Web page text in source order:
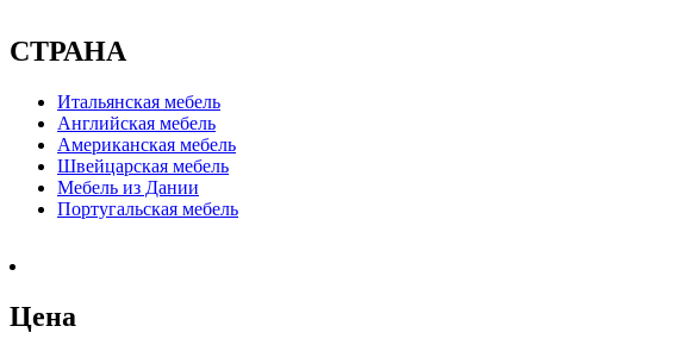
СТРАНА
Итальянская мебель
Английская мебель
Американская мебель
Швейцарская мебель
Мебель из Дании
Португальская мебель
Цена